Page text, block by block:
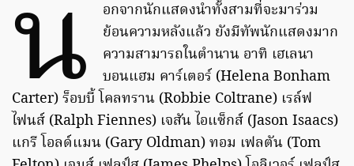
น อกจากนักแสดงนำทั้งสามที่จะมาร่วม
ย้อนความหลังแล้ว ยังมีทัพนักแสดงมาก
ความสามารถในตำนาน อาทิ เฮเลนา
บอนแฮม คาร์เตอร์ (Helena Bonham
Carter) ร็อบบี้ โคลทราน (Robbie Coltrane) เรล์ฟ
ไฟนส์ (Ralph Fiennes) เจสัน ไอแซ็กส์ (Jason Isaacs)
แกรี โอลด์แมน (Gary Oldman) ทอม เฟลตัน (Tom